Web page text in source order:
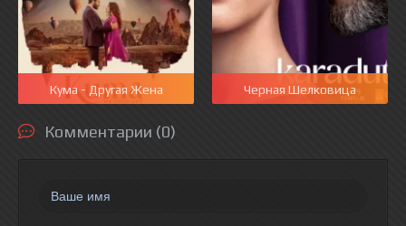
Кума - Другая Жена Черная Шелковица
Комментарии (0)